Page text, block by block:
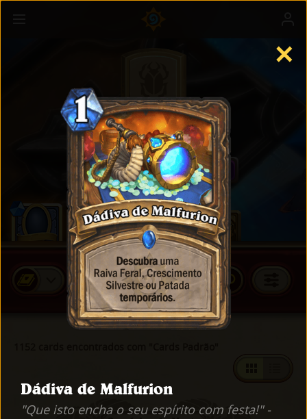
Cards Padrão
COMPRAR PACOTES DE CARDS
✕
Dádiva de Malfurion
"Que isto encha o seu espírito com festa!" -